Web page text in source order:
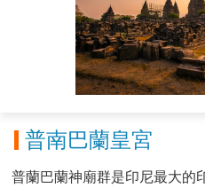
普南巴蘭皇宮
普蘭巴蘭神廟群是印尼最大的